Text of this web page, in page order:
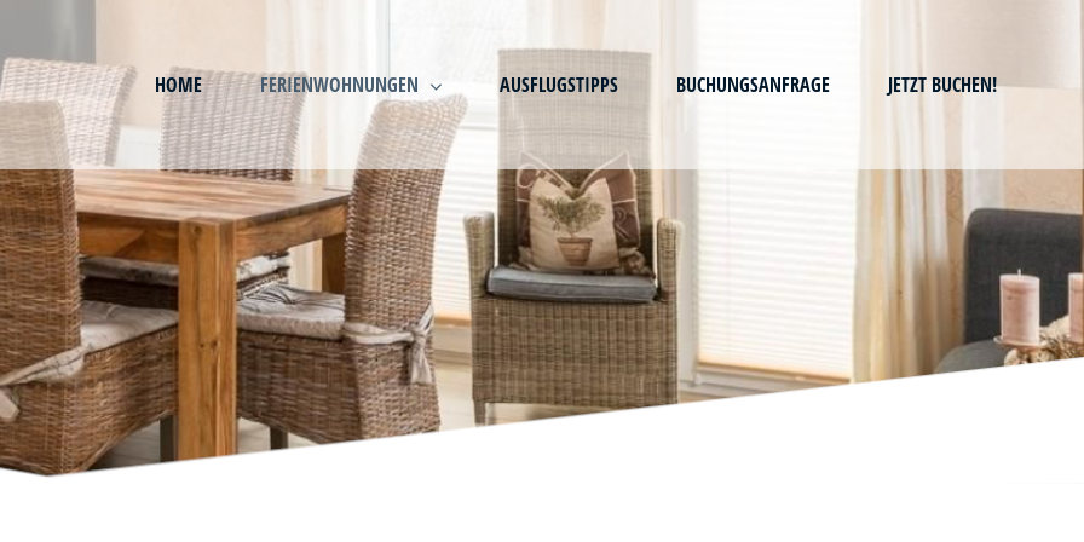
HOME FERIENWOHNUNGEN AUSFLUGSTIPPS BUCHUNGSANFRAGE JETZT BUCHEN!